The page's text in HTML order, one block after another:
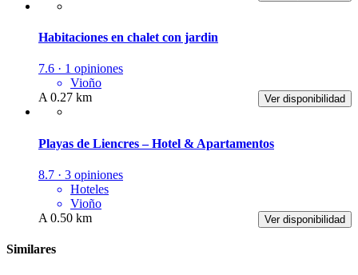
Habitaciones en chalet con jardin
7.6 · 1 opiniones
Vioño
Ver disponibilidad
A 0.27 km
Playas de Liencres – Hotel & Apartamentos
8.7 · 3 opiniones
Hoteles
Vioño
Ver disponibilidad
A 0.50 km
Similares